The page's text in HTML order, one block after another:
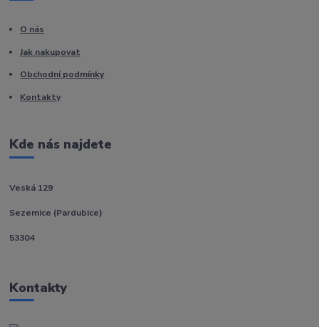
O nás
Jak nakupovat
Obchodní podmínky
Kontakty
Kde nás najdete
Veská 129
Sezemice (Pardubice)
53304
Kontakty